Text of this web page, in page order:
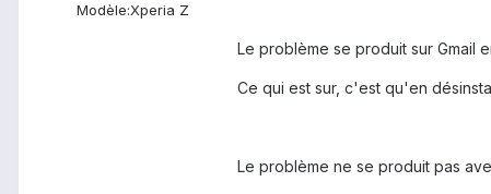
Modèle:Xperia Z
Le problème se produit sur Gmail
Ce qui est sur, c'est qu'en
Le problème ne se produit pas